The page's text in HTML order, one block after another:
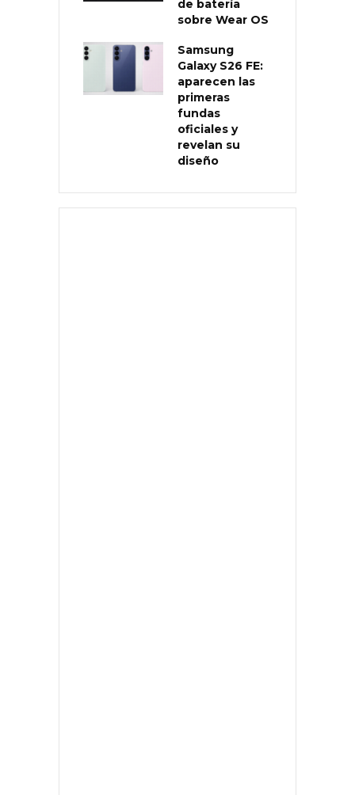
de batería
sobre Wear OS
Samsung
Galaxy S26 FE:
aparecen las
primeras
fundas
oficiales y
revelan su
diseño